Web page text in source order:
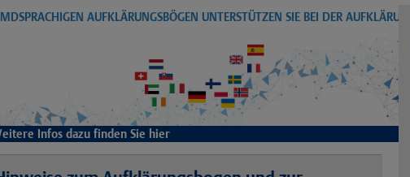
AUFKLÄRUNGSBÖGEN UNTERSTÜTZEN SIE BEI DER AUFKLÄRUNG
Infos dazu finden Sie hier